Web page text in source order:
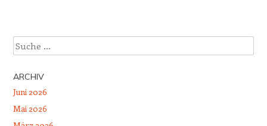
Suche
ARCHIV
Juni 2026
Mai 2026